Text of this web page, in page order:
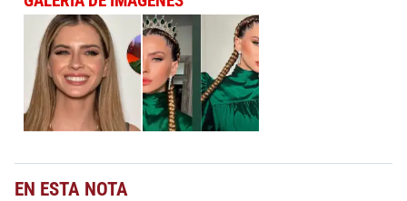
EN ESTA NOTA